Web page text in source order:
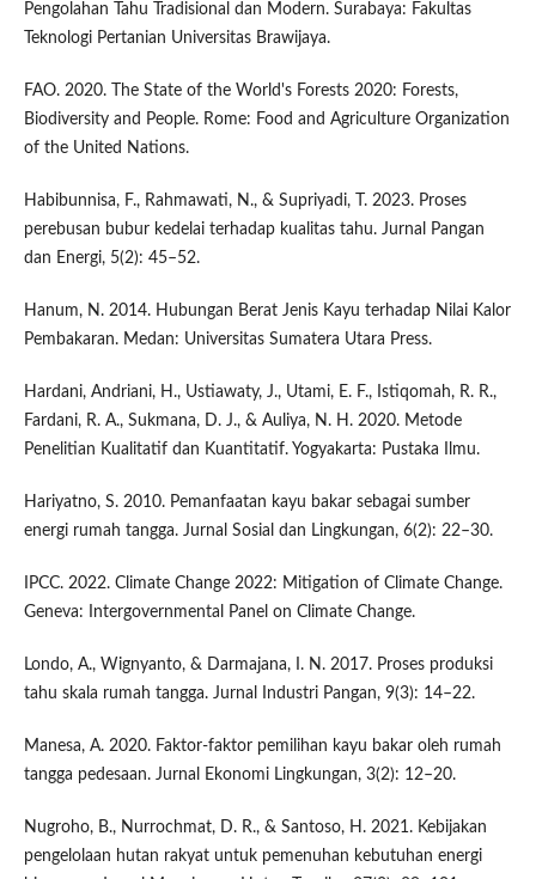
Pengolahan Tahu Tradisional dan Modern. Surabaya: Fakultas
Teknologi Pertanian Universitas Brawijaya.
FAO. 2020. The State of the World's Forests 2020: Forests,
Biodiversity and People. Rome: Food and Agriculture Organization
of the United Nations.
Habibunnisa, F., Rahmawati, N., & Supriyadi, T. 2023. Proses
perebusan bubur kedelai terhadap kualitas tahu. Jurnal Pangan
dan Energi, 5(2): 45–52.
Hanum, N. 2014. Hubungan Berat Jenis Kayu terhadap Nilai Kalor
Pembakaran. Medan: Universitas Sumatera Utara Press.
Hardani, Andriani, H., Ustiawaty, J., Utami, E. F., Istiqomah, R. R.,
Fardani, R. A., Sukmana, D. J., & Auliya, N. H. 2020. Metode
Penelitian Kualitatif dan Kuantitatif. Yogyakarta: Pustaka Ilmu.
Hariyatno, S. 2010. Pemanfaatan kayu bakar sebagai sumber
energi rumah tangga. Jurnal Sosial dan Lingkungan, 6(2): 22–30.
IPCC. 2022. Climate Change 2022: Mitigation of Climate Change.
Geneva: Intergovernmental Panel on Climate Change.
Londo, A., Wignyanto, & Darmajana, I. N. 2017. Proses produksi
tahu skala rumah tangga. Jurnal Industri Pangan, 9(3): 14–22.
Manesa, A. 2020. Faktor-faktor pemilihan kayu bakar oleh rumah
tangga pedesaan. Jurnal Ekonomi Lingkungan, 3(2): 12–20.
Nugroho, B., Nurrochmat, D. R., & Santoso, H. 2021. Kebijakan
pengelolaan hutan rakyat untuk pemenuhan kebutuhan energi